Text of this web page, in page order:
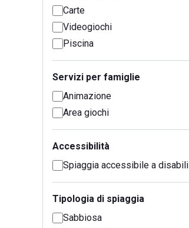
Carte
Videogiochi
Piscina
Servizi per famiglie
Animazione
Area giochi
Accessibilità
Spiaggia accessibile a disabili
Tipologia di spiaggia
Sabbiosa